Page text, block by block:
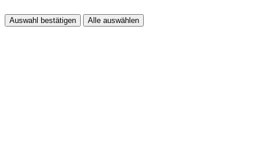
Auswahl bestätigen Alle auswählen